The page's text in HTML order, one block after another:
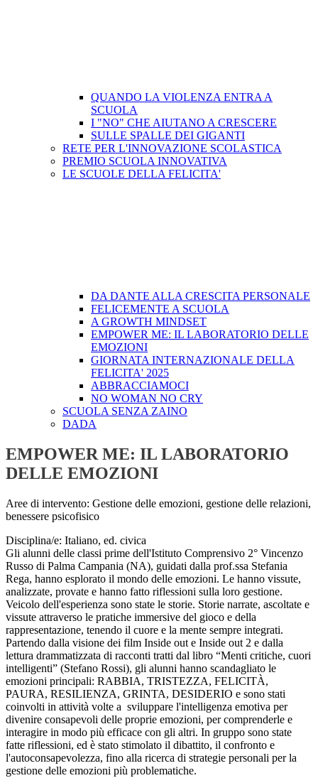
QUANDO LA VIOLENZA ENTRA A
SCUOLA
I "NO" CHE AIUTANO A CRESCERE
SULLE SPALLE DEI GIGANTI
RETE PER L'INNOVAZIONE SCOLASTICA
PREMIO SCUOLA INNOVATIVA
LE SCUOLE DELLA FELICITA'
DA DANTE ALLA CRESCITA PERSONALE
FELICEMENTE A SCUOLA
A GROWTH MINDSET
EMPOWER ME: IL LABORATORIO DELLE
EMOZIONI
GIORNATA INTERNAZIONALE DELLA
FELICITA' 2025
ABBRACCIAMOCI
NO WOMAN NO CRY
SCUOLA SENZA ZAINO
DADA
EMPOWER ME: IL LABORATORIO
DELLE EMOZIONI
Aree di intervento: Gestione delle emozioni, gestione delle relazioni,
benessere psicofisico
Disciplina/e: Italiano, ed. civica
Gli alunni delle classi prime dell'Istituto Comprensivo 2° Vincenzo
Russo di Palma Campania (NA), guidati dalla prof.ssa Stefania
Rega, hanno esplorato il mondo delle emozioni. Le hanno vissute,
analizzate, provate e hanno fatto riflessioni sulla loro gestione.
Veicolo dell'esperienza sono state le storie. Storie narrate, ascoltate e
vissute attraverso le pratiche immersive del gioco e della
rappresentazione, tenendo il cuore e la mente sempre integrati.
Partendo dalla visione dei film Inside out e Inside out 2 e dalla
lettura drammatizzata di racconti tratti dal libro “Menti critiche, cuori
intelligenti” (Stefano Rossi), gli alunni hanno scandagliato le
emozioni principali: RABBIA, TRISTEZZA, FELICITÀ,
PAURA, RESILIENZA, GRINTA, DESIDERIO e sono stati
coinvolti in attività volte a sviluppare l'intelligenza emotiva per
divenire consapevoli delle proprie emozioni, per comprenderle e
interagire in modo più efficace con gli altri. In gruppo sono state
fatte riflessioni, ed è stato stimolato il dibattito, il confronto e
l'autoconsapevolezza, fino alla ricerca di strategie personali per la
gestione delle emozioni più problematiche.